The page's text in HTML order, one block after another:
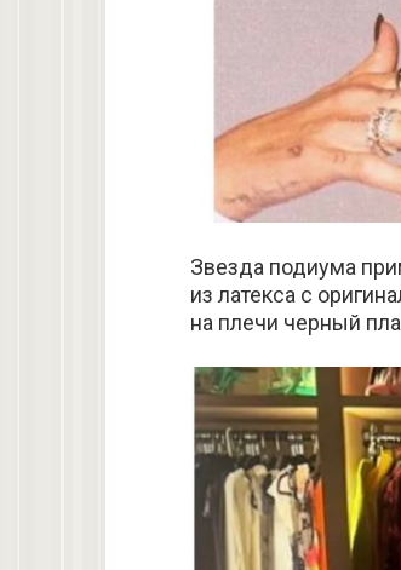
Звезда подиума
из латекса с
на плечи черный